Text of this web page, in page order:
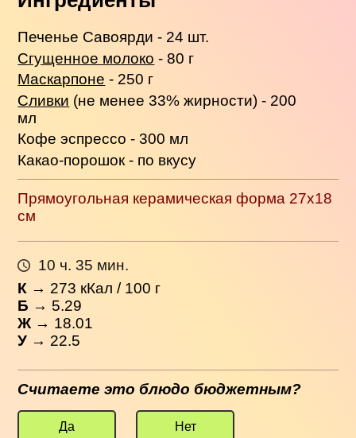
Печенье Савоярди - 24 шт.
Сгущенное молоко - 80 г
Маскарпоне - 250 г
Сливки (не менее 33% жирности) - 200
мл
Кофе эспрессо - 300 мл
Какао-порошок - по вкусу
Прямоугольная керамическая форма 27x18
см
10 ч. 35 мин.
К → 273 кКал / 100 г
Б → 5.29
Ж → 18.01
У → 22.5
Считаете это блюдо бюджетным?
Да Нет